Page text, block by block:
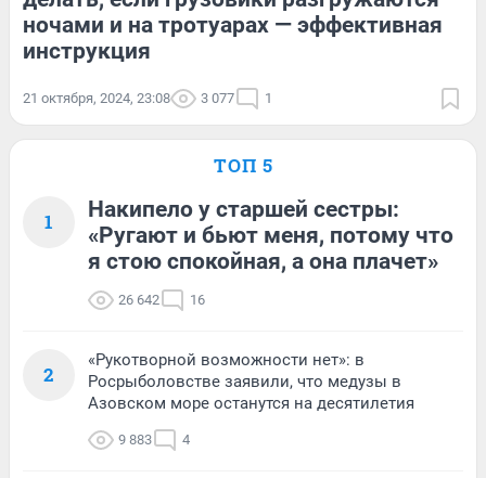
ночами и на тротуарах — эффективная
инструкция
21 октября, 2024, 23:08 3 077 1
ТОП 5
1
Накипело у старшей сестры:
«Ругают и бьют меня, потому что
я стою спокойная, а она плачет»
26 642 16
2
«Рукотворной возможности нет»: в
Росрыболовстве заявили, что медузы в
Азовском море останутся на десятилетия
9 883 4